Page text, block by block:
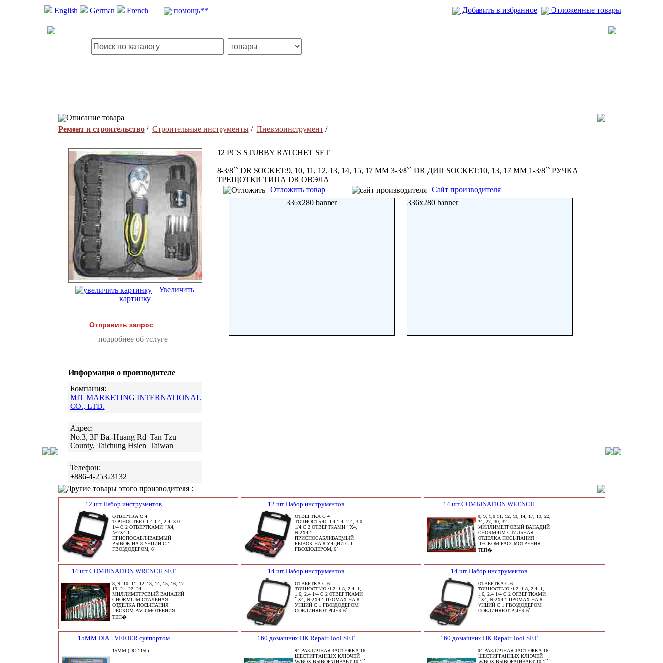
English German French | помощь** Добавить в избранное Отложенные товары
Описание товара
Ремонт и строительство/ Строительные инструменты/ Пневмоинструмент/
Увеличить
картинку
Отправить запрос
подробнее об услуге
Информация о производителе
Компания:
MIT MARKETING INTERNATIONAL
CO., LTD.
Адрес:
No.3, 3F Bai-Huang Rd. Tan Tzu
County, Taichung Hsien, Taiwan
Телефон:
+886-4-25323132
12 PCS STUBBY RATCHET SET
8-3/8`` DR SOCKET:9, 10, 11, 12, 13, 14, 15, 17 ММ 3-3/8`` DR ДИП SOCKET:10, 13, 17 ММ 1-3/8`` РУЧКА
ТРЕЩОТКИ ТИПА DR ОВЭЛА
Отложить товар
Сайт производителя
336x280 banner
336x280 banner
Другие товары этого производителя :
12 шт Набор инструментов
ОТВЕРТКА С 4
ТОЧНОСТЬЮ-:1.4:1.4, 2.4, 3.0
1/4 С 2 ОТВЕРТКАМИ ``X4,
№2X4 1-
ПРИСПОСАБЛИВАЕМЫЙ
РЫВОК НА 8 УНЦИЙ С 1
ГВОЗДОДЕРОМ, 6`
12 шт Набор инструментов
ОТВЕРТКА С 4
ТОЧНОСТЬЮ-:1.4:1.4, 2.4, 3.0
1/4 С 2 ОТВЕРТКАМИ ``X4,
№2X4 1-
ПРИСПОСАБЛИВАЕМЫЙ
РЫВОК НА 8 УНЦИЙ С 1
ГВОЗДОДЕРОМ, 6`
14 шт COMBINATION WRENCH
8, 9, 1,0 11, 12, 13, 14, 17, 19, 22,
24, 27, 30, 32-
МИЛЛИМЕТРОВЫЙ ВАНАДИЙ
CHORMIUM СТАЛЬНАЯ
ОТДЕЛКА ПОСЫПАНИЯ
ПЕСКОМ РАССМОТРЕНИЯ
ТЕП�
14 шт COMBINATION WRENCH SET
8, 9, 10, 11, 12, 13, 14, 15, 16, 17,
19, 21, 22, 24-
МИЛЛИМЕТРОВЫЙ ВАНАДИЙ
CHORMIUM СТАЛЬНАЯ
ОТДЕЛКА ПОСЫПАНИЯ
ПЕСКОМ РАССМОТРЕНИЯ
ТЕП�
14 шт Набор инструментов
ОТВЕРТКА С 6
ТОЧНОСТЬЮ-:1.2, 1.8, 2.4: 1,
1.6, 2.4 1/4 С 2 ОТВЕРТКАМИ
``X4, №2X4 1 ПРОМАХ НА 8
УНЦИЙ С 1 ГВОЗДОДЕРОМ
СОЕДИНЯЮТ PLIER 6`
14 шт Набор инструментов
ОТВЕРТКА С 6
ТОЧНОСТЬЮ-:1.2, 1.8, 2.4: 1,
1.6, 2.4 1/4 С 2 ОТВЕРТКАМИ
``X4, №2X4 1 ПРОМАХ НА 8
УНЦИЙ С 1 ГВОЗДОДЕРОМ
СОЕДИНЯЮТ PLIER 6`
15MM DIAL VERIER суппортом
15MM (DC-1150)
160 домашних ПК Repair Tool SET
94 РАЗЛИЧНАЯ ЗАСТЕЖКА 16
ШЕСТИГРАННЫХ КЛЮЧЕЙ
W/BOX ВЫВОРАЧИВАЕТ 10-1``
160 домашних ПК Repair Tool SET
94 РАЗЛИЧНАЯ ЗАСТЕЖКА 16
ШЕСТИГРАННЫХ КЛЮЧЕЙ
W/BOX ВЫВОРАЧИВАЕТ 10-1``